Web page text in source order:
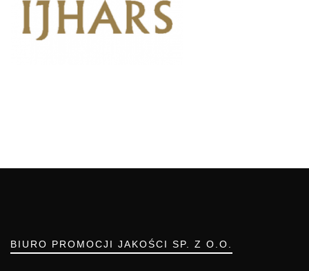
BIURO PROMOCJI JAKOŚCI SP. Z O.O.